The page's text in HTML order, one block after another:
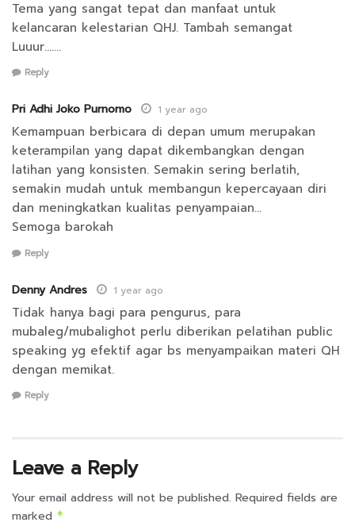
Tema yang sangat tepat dan manfaat untuk
kelancaran kelestarian QHJ. Tambah semangat
Luuur…….
Reply
Pri Adhi Joko Purnomo 1 year ago
Kemampuan berbicara di depan umum merupakan
keterampilan yang dapat dikembangkan dengan
latihan yang konsisten. Semakin sering berlatih,
semakin mudah untuk membangun kepercayaan diri
dan meningkatkan kualitas penyampaian…
Semoga barokah
Reply
Denny Andres 1 year ago
Tidak hanya bagi para pengurus, para
mubaleg/mubalighot perlu diberikan pelatihan public
speaking yg efektif agar bs menyampaikan materi QH
dengan memikat.
Reply
Leave a Reply
Your email address will not be published. Required fields are
marked *